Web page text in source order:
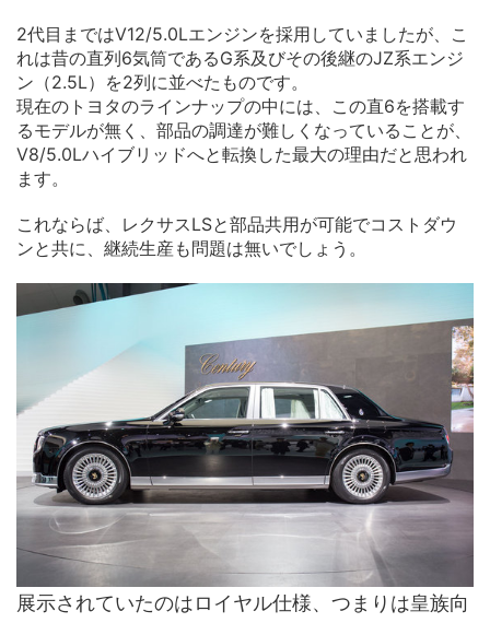
2代目まではV12/5.0Lエンジンを採用していましたが、こ
れは昔の直列6気筒であるG系及びその後継のJZ系エンジ
ン（2.5L）を2列に並べたものです。
現在のトヨタのラインナップの中には、この直6を搭載す
るモデルが無く、部品の調達が難しくなっていることが、
V8/5.0Lハイブリッドへと転換した最大の理由だと思われ
ます。
これならば、レクサスLSと部品共用が可能でコストダウ
ンと共に、継続生産も問題は無いでしょう。
展示されていたのはロイヤル仕様、つまりは皇族向